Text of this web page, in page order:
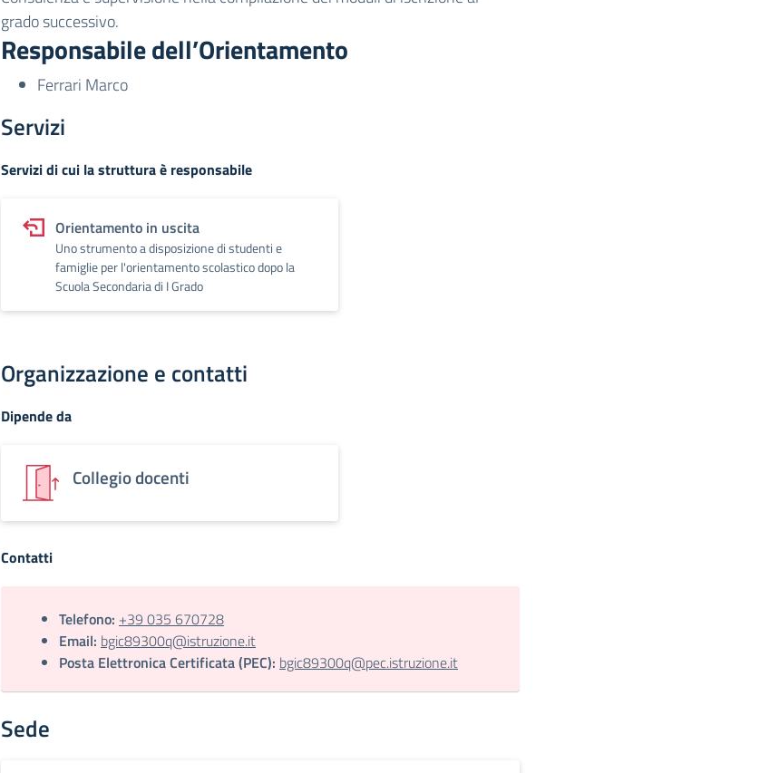
grado successivo.
Responsabile dell’Orientamento
Ferrari Marco
Servizi
Servizi di cui la struttura è responsabile
Orientamento in uscita
Uno strumento a disposizione di studenti e
famiglie per l'orientamento scolastico dopo la
Scuola Secondaria di I Grado
Organizzazione e contatti
Dipende da
Collegio docenti
Contatti
Telefono: +39 035 670728
Email: bgic89300q@istruzione.it
Posta Elettronica Certificata (PEC): bgic89300q@pec.istruzione.it
Sede